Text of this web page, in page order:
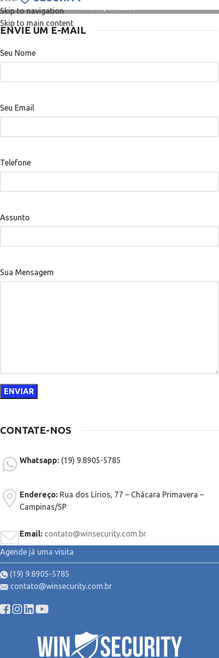
Skip to navigation
Skip to main content
ENVIE UM E-MAIL
Seu Nome
Seu Email
Telefone
Assunto
Sua Mensagem
CONTATE-NOS
Whatsapp: (19) 9.8905-5785
Endereço: Rua dos Lírios, 77 – Chácara Primavera –
Campinas/SP
Email: contato@winsecurity.com.br
Agende já uma visita
(19) 9.8905-5785
contato@winsecurity.com.br